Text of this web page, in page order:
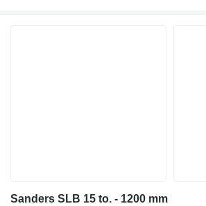
Sanders SLB 15 to. - 1200 mm